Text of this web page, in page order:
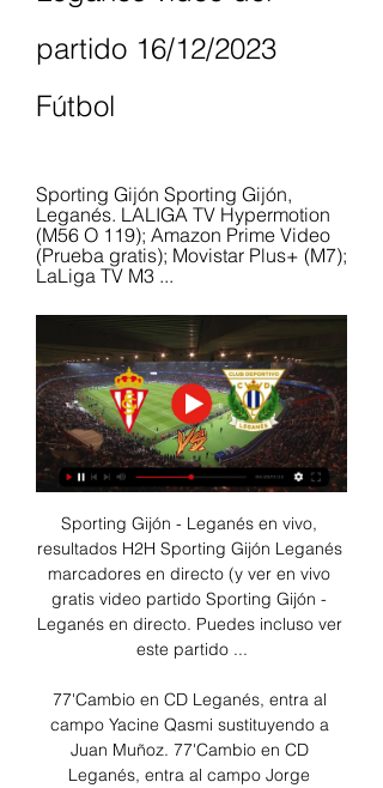
partido 16/12/2023
Fútbol
Sporting Gijón Sporting Gijón,
Leganés. LALIGA TV Hypermotion
(M56 O 119); Amazon Prime Video
(Prueba gratis); Movistar Plus+ (M7);
LaLiga TV M3 ...
Sporting Gijón - Leganés en vivo,
resultados H2H Sporting Gijón Leganés
marcadores en directo (y ver en vivo
gratis video partido Sporting Gijón -
Leganés en directo. Puedes incluso ver
este partido ...
77'Cambio en CD Leganés, entra al
campo Yacine Qasmi sustituyendo a
Juan Muñoz. 77'Cambio en CD
Leganés, entra al campo Jorge